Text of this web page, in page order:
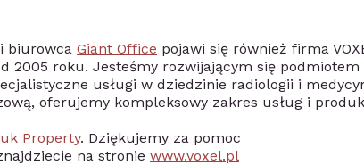
biurowca Giant Office pojawi się również firma
2005 roku. Jesteśmy rozwijającym się
usługi w dziedzinie radiologii i
oferujemy kompleksowy zakres usług i
Property. Dziękujemy za pomoc
na stronie www.voxel.pl